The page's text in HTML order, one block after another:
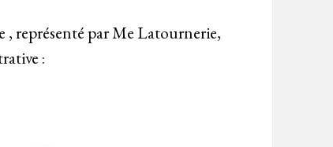
, représenté par Me Latournerie,
: